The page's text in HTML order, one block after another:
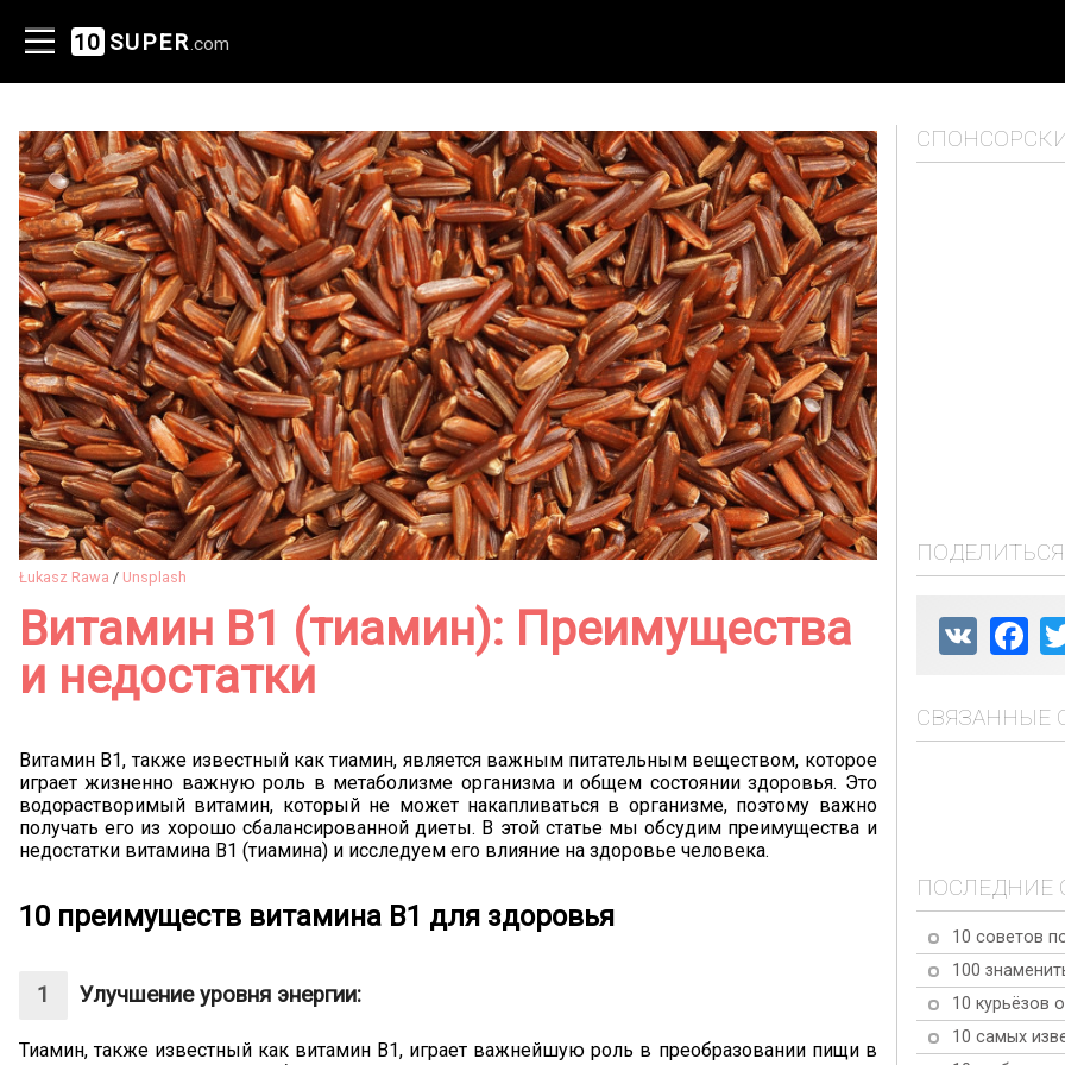
10 SUPER .com
Łukasz Rawa / Unsplash
Витамин В1 (тиамин): Преимущества
и недостатки
Витамин В1, также известный как тиамин, является важным питательным веществом, которое
играет жизненно важную роль в метаболизме организма и общем состоянии здоровья. Это
водорастворимый витамин, который не может накапливаться в организме, поэтому важно
получать его из хорошо сбалансированной диеты. В этой статье мы обсудим преимущества и
недостатки витамина В1 (тиамина) и исследуем его влияние на здоровье человека.
10 преимуществ витамина В1 для здоровья
Улучшение уровня энергии:
Тиамин, также известный как витамин В1, играет важнейшую роль в преобразовании пищи в
ПОДЕЛИТЬСЯ
VK
СВЯЗАННЫЕ
ПОСЛЕДНИЕ
10 советов
100
10 курьёзов
10 самых